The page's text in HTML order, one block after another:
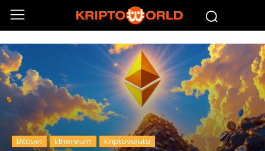
Bitcoin Ethereum Kriptovaluta